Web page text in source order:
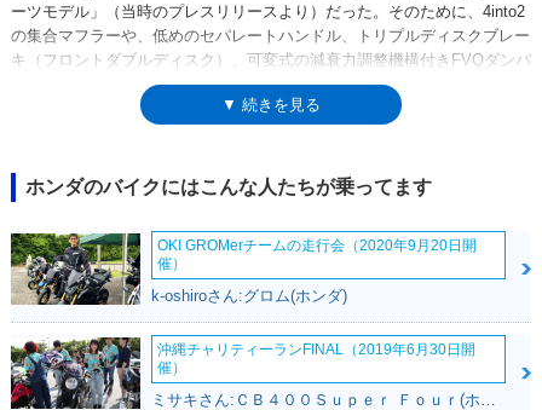
ーツモデル」（当時のプレスリリースより）だった。そのために、4into2
の集合マフラーや、低めのセパレートハンドル、トリプルディスクブレー
キ（フロントダブルディスク）、可変式の減衰力調整機構付きFVQダンパ
ー（リア）などを採用し、アルミコムスターホイールにチューブレスタイ
ヤが組み合わされていた。マイナーチェンジを受けながら進化し、1982
るバイクの排気量は、750ccが上限だった（この規制は1990年に撤廃され
た）。
▼ 続きを見る
ホンダのバイクにはこんな人たちが乗ってます
OKI GROMerチームの走行会（2020年9月20日開
催）
k-oshiroさん:グロム(ホンダ)
沖縄チャリティーランFINAL（2019年6月30日開
催）